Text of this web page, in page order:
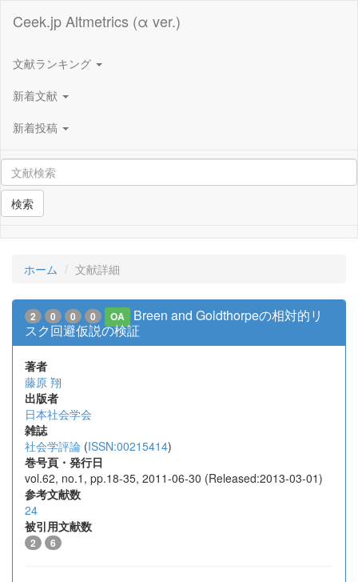
Ceek.jp Altmetrics (α ver.)
文献ランキング
新着文献
新着投稿
検索
ホーム 文献詳細
2 0 0 0 OA
Breen and Goldthorpeの相対的リ
スク回避仮説の検証
著者
藤原 翔
出版者
日本社会学会
雑誌
社会学評論 (ISSN:00215414)
巻号頁・発行日
vol.62, no.1, pp.18-35, 2011-06-30 (Released:2013-03-01)
参考文献数
24
被引用文献数
2 6